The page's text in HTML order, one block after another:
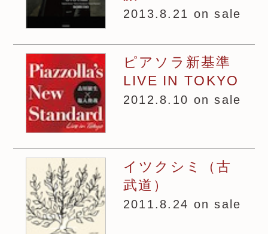
2013.8.21 on sale
ピアソラ新基準
LIVE IN TOKYO
2012.8.10 on sale
イツクシミ（古
武道）
2011.8.24 on sale